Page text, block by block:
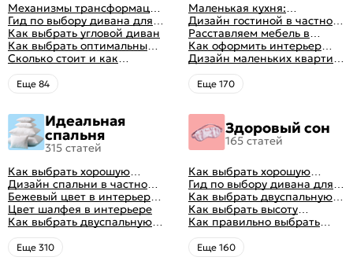
Механизмы трансформации
диванов: все виды,
особенности, плюсы и
минусы
Гид по выбору дивана для
сна
Как выбрать угловой диван
Как выбрать оптимальный
цвет стен в гостиной: 50
фото и идей оформления
Сколько стоит и как
перетянуть диван
Eще 84
Маленькая кухня:
планировка, стили, цвет и
рисунок, реальные фото
Дизайн гостиной в частном
доме: 50 вариантов с фото
Расставляем мебель в
гостиной: главные правила
рациональной планировки
Как оформить интерьер
однокомнатной квартиры:
47 классных идей с фото
Дизайн маленьких квартир:
10 идей для дизайна
интерьера с фото
Eще 170
Идеальная
спальня
315 статей
Как выбрать хорошую
кровать для сна
Дизайн спальни в частном
доме: множество идей
оформления идеальных
интерьеров
Бежевый цвет в интерьере
спальни 2024, 40 красивых
интерьеров с фото
Цвет шалфея в интерьере
Как выбрать двуспальную
кровать и матрас
правильно: советы и фото в
интерьере
Eще 310
Здоровый сон
165 статей
Как выбрать хорошую
кровать для сна
Гид по выбору дивана для
сна
Как выбрать двуспальную
кровать и матрас
правильно: советы и фото в
интерьере
Как выбрать высоту
матраса
Как правильно выбрать
ортопедический матрас
Eще 160